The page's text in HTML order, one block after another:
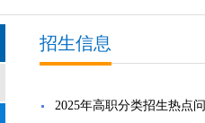
招生信息
2025年高职分类招生热点